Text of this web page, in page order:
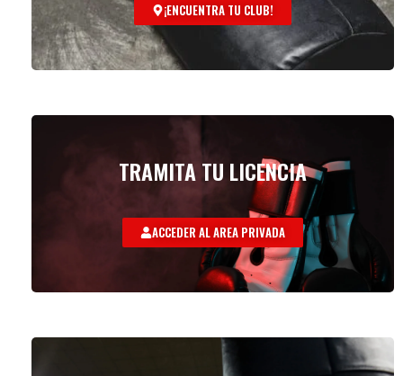
¡ENCUENTRA TU CLUB!
TRAMITA TU LICENCIA
ACCEDER AL AREA PRIVADA